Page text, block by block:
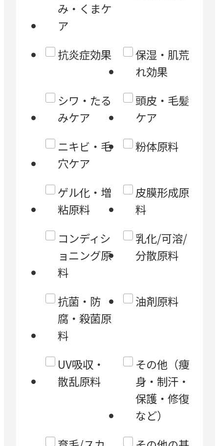
み・くまケ
ア
抗炎症効果
保湿・肌荒
れ効果
シワ・たる
みケア
頭皮・毛髪
ケア
ニキビ・毛
穴ケア
粉体原料
ゲル化・増
粘原料
皮膜形成原
料
コンディシ
ョニング原
料
乳化/可溶/
分散原料
抗菌・防
腐・殺菌原
料
油剤原料
UV吸収・
散乱原料
その他（痩
身・制汗・
保護・修復
など）